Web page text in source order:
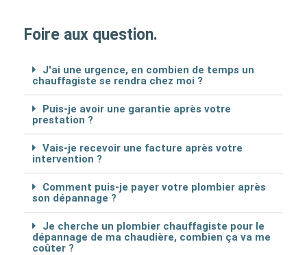
Foire aux question.
J'ai une urgence, en combien de temps un
chauffagiste se rendra chez moi ?
Puis-je avoir une garantie après votre
prestation ?
Vais-je recevoir une facture après votre
intervention ?
Comment puis-je payer votre plombier après
son dépannage ?
Je cherche un plombier chauffagiste pour le
dépannage de ma chaudière, combien ça va me
coûter ?